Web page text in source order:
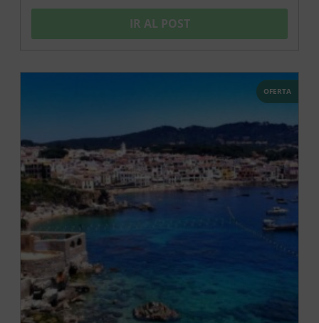
IR AL POST
OFERTA